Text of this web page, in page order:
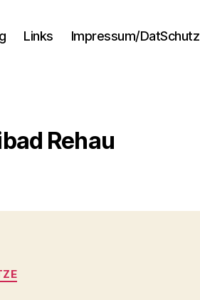
Links Impressum/DatSchutz
Rehau